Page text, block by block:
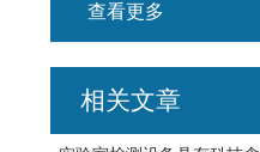
查看更多
相关文章